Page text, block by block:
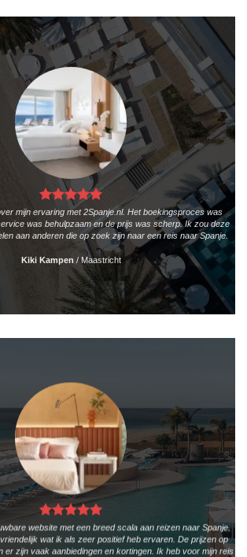
mijn ervaring met 2Spanje.nl. Het boekingsproces was
was behulpzaam en de prijs was scherp. Ik zou deze
aan anderen die op zoek zijn naar een reis naar Spanje.
Kiki Kampen /Maastricht
website met een breed scala aan reizen naar Spanje.
wat ik als zeer positief heb ervaren. De prijzen op
er zijn vaak aanbiedingen en kortingen. Ik heb voor mijn reis